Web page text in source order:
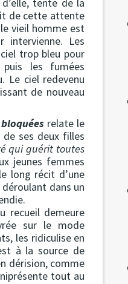
tente de la
de cette attente
vieil homme est
intervienne. Les
trop bleu pour
les fumées
Le ciel redevenu
de nouveau
relate le
ses deux filles
qui guérit toutes
jeunes femmes
long récit d’une
dans un
recueil demeure
sur le mode
les ridiculise en
à la source de
dérision, comme
tout au